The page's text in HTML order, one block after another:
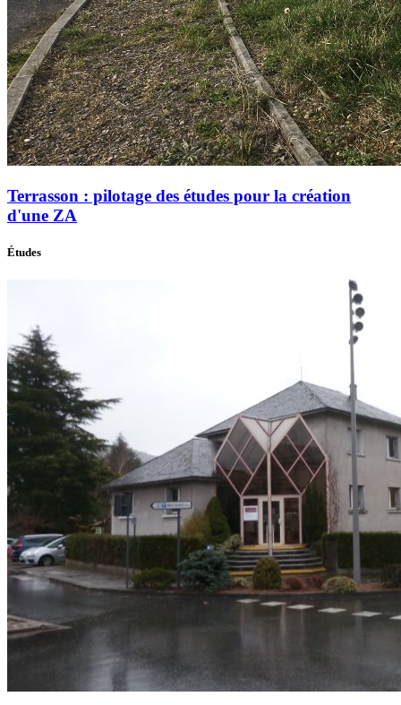
Terrasson : pilotage des études pour la création
d'une ZA
Études